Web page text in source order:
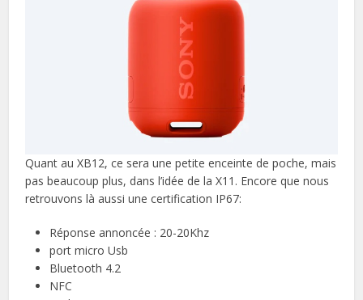
Quant au XB12, ce sera une petite enceinte de poche, mais
pas beaucoup plus, dans l’idée de la X11. Encore que nous
retrouvons là aussi une certification IP67:
Réponse annoncée : 20-20Khz
port micro Usb
Bluetooth 4.2
NFC